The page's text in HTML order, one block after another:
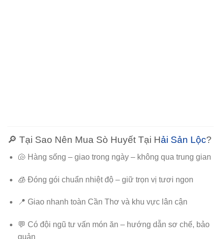
🔎 Tại Sao Nên Mua Sò Huyết Tại Hải Sản Lộc?
🐚 Hàng sống – giao trong ngày – không qua trung gian
🧊 Đóng gói chuẩn nhiệt độ – giữ trọn vị tươi ngon
📍 Giao nhanh toàn Cần Thơ và khu vực lân cận
💬 Có đội ngũ tư vấn món ăn – hướng dẫn sơ chế, bảo
quản